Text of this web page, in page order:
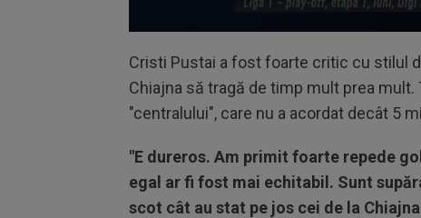
Cristi Pustai a fost foarte critic cu stilul
Chiajna să tragă de timp mult prea
"centralului", care nu a acordat decât 5
"E dureros. Am primit foarte repede
egal ar fi fost mai echitabil. Sunt
scot cât au stat pe jos cei de la